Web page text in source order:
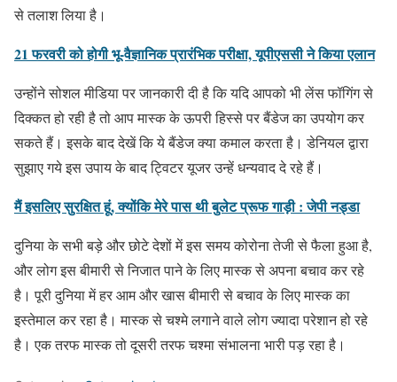
से तलाश लिया है।
21 फरवरी को होगी भू-वैज्ञानिक प्रारंभिक परीक्षा, यूपीएससी ने किया एलान
उन्होंने सोशल मीडिया पर जानकारी दी है कि यदि आपको भी लेंस फॉगिंग से
दिक्कत हो रही है तो आप मास्क के ऊपरी हिस्से पर बैंडेज का उपयोग कर
सकते हैं। इसके बाद देखें कि ये बैंडेज क्या कमाल करता है। डेनियल द्वारा
सुझाए गये इस उपाय के बाद ट्विटर यूजर उन्हें धन्यवाद दे रहे हैं।
मैं इसलिए सुरक्षित हूं, क्योंकि मेरे पास थी बुलेट प्रूफ गाड़ी : जेपी नड्डा
दुनिया के सभी बड़े और छोटे देशों में इस समय कोरोना तेजी से फैला हुआ है,
और लोग इस बीमारी से निजात पाने के लिए मास्क से अपना बचाव कर रहे
है। पूरी दुनिया में हर आम और खास बीमारी से बचाव के लिए मास्क का
इस्तेमाल कर रहा है। मास्क से चश्मे लगाने वाले लोग ज्यादा परेशान हो रहे
है। एक तरफ मास्क तो दूसरी तरफ चश्मा संभालना भारी पड़ रहा है।